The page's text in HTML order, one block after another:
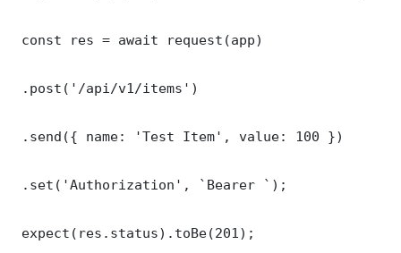
const res = await request(app)
.post('/api/v1/items')
.send({ name: 'Test Item', value: 100 })
.set('Authorization', `Bearer `);
expect(res.status).toBe(201);